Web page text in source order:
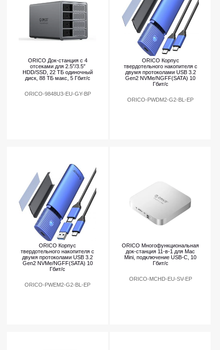
ORICO Док-станция с 4
отсеками для 2.5″/3.5″
HDD/SSD, 22 ТБ одиночный
диск, 88 ТБ макс, 5 Гбит/с
ORICO-9848U3-EU-GY-BP
ORICO Корпус
твердотельного накопителя с
двумя протоколами USB 3.2
Gen2 NVMe/NGFF(SATA) 10
Гбит/с
ORICO-PWDM2-G2-BL-EP
ORICO Корпус
твердотельного накопителя с
двумя протоколами USB 3.2
Gen2 NVMe/NGFF(SATA) 10
Гбит/с
ORICO-PWEM2-G2-BL-EP
ORICO Многофункциональная
док-станция 11-в-1 для Mac
Mini, подключение USB-C, 10
Гбит/с
ORICO-MCHD-EU-SV-EP